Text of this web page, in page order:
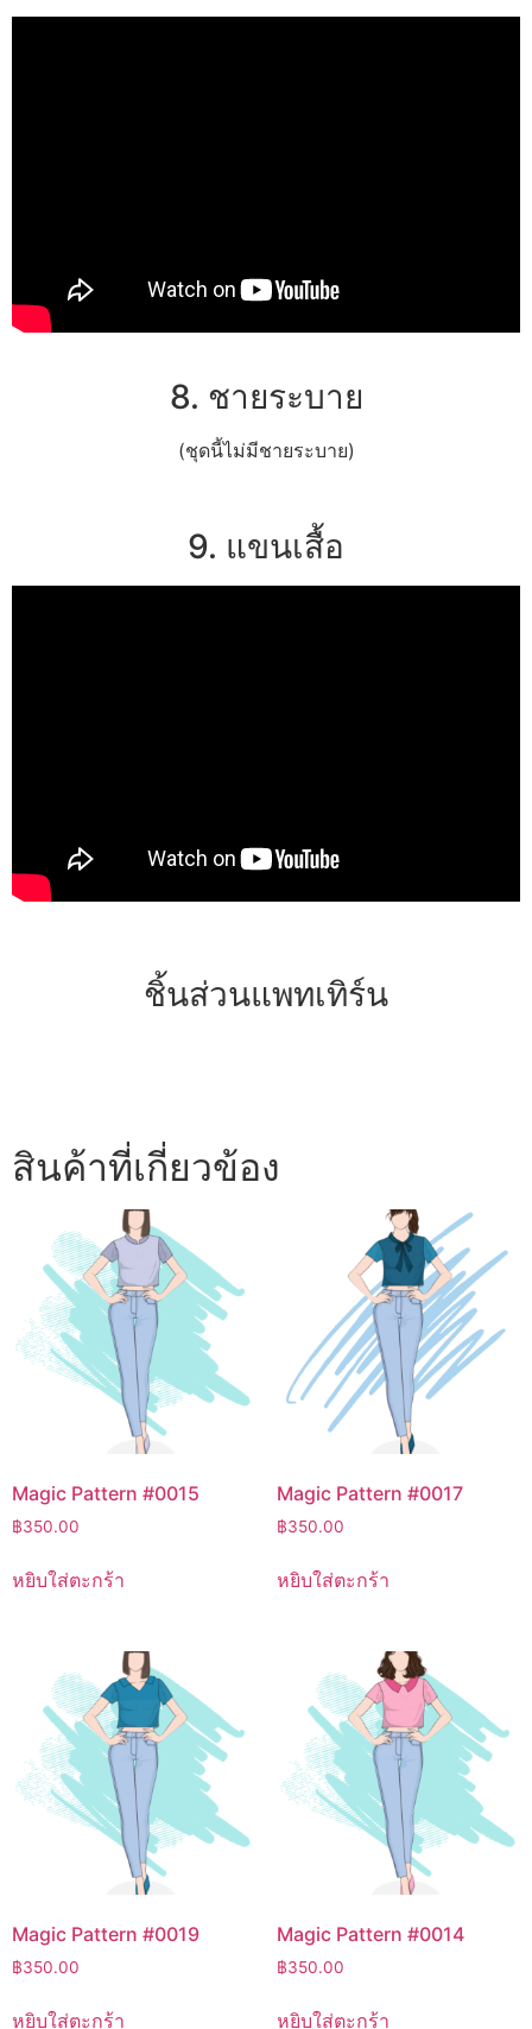
8. ชายระบาย
(ชุดนี้ไม่มีชายระบาย)
9. แขนเสื้อ
ชิ้นส่วนแพทเทิร์น
สินค้าที่เกี่ยวข้อง
Magic Pattern #0015
฿350.00
หยิบใส่ตะกร้า
Magic Pattern #0017
฿350.00
หยิบใส่ตะกร้า
Magic Pattern #0019
฿350.00
หยิบใส่ตะกร้า
Magic Pattern #0014
฿350.00
หยิบใส่ตะกร้า